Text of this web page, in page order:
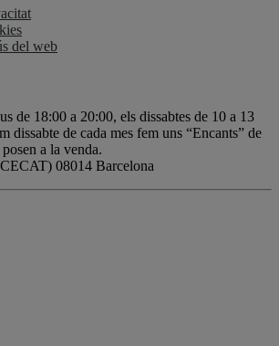
del web
de 18:00 a 20:00, els dissabtes de 10 a 13
dissabte de cada mes fem uns “Encants” de
a la venda.
08014 Barcelona